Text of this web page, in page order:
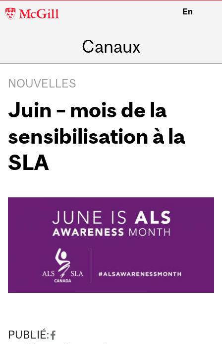
McGill
En
Canaux
NOUVELLES
Juin – mois de la
sensibilisation à la
SLA
PUBLIÉ: